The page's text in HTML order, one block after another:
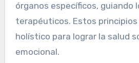
órganos específicos, guiando
terapéuticos. Estos principios
holístico para lograr la salud
emocional.